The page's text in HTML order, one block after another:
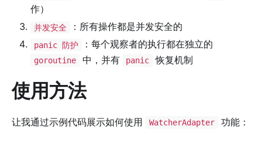
作）
并发安全 ：所有操作都是并发安全的
panic 防护 ：每个观察者的执行都在独立的
goroutine 中，并有 panic 恢复机制
使用方法
让我通过示例代码展示如何使用 WatcherAdapter 功能：